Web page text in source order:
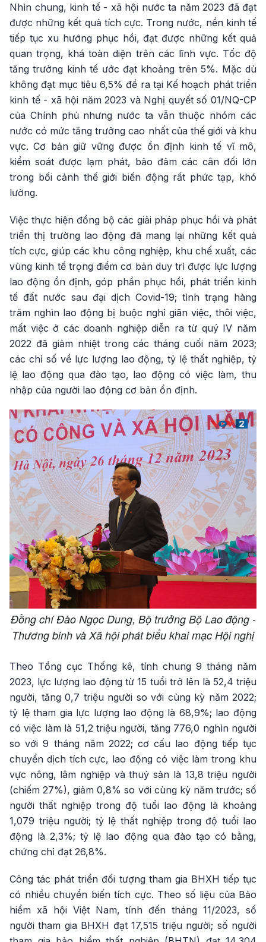
Nhìn chung, kinh tế - xã hội nước ta năm 2023 đã đạt
được những kết quả tích cực. Trong nước, nền kinh tế
tiếp tục xu hướng phục hồi, đạt được những kết quả
quan trọng, khá toàn diện trên các lĩnh vực. Tốc độ
tăng trưởng kinh tế ước đạt khoảng trên 5%. Mặc dù
không đạt mục tiêu 6,5% đề ra tại Kế hoạch phát triển
kinh tế - xã hội năm 2023 và Nghị quyết số 01/NQ-CP
của Chính phủ nhưng nước ta vẫn thuộc nhóm các
nước có mức tăng trưởng cao nhất của thế giới và khu
vực. Cơ bản giữ vững được ổn định kinh tế vĩ mô,
kiểm soát được lạm phát, bảo đảm các cân đối lớn
trong bối cảnh thế giới biến động rất phức tạp, khó
lường.
Việc thực hiện đồng bộ các giải pháp phục hồi và phát
triển thị trường lao động đã mang lại những kết quả
tích cực, giúp các khu công nghiệp, khu chế xuất, các
vùng kinh tế trọng điểm cơ bản duy trì được lực lượng
lao động ổn định, góp phần phục hồi, phát triển kinh
tế đất nước sau đại dịch Covid-19; tình trạng hàng
trăm nghìn lao động bị buộc nghỉ giãn việc, thôi việc,
mất việc ở các doanh nghiệp diễn ra từ quý IV năm
2022 đã giảm nhiệt trong các tháng cuối năm 2023;
các chỉ số về lực lượng lao động, tỷ lệ thất nghiệp, tỷ
lệ lao động qua đào tạo, lao động có việc làm, thu
nhập của người lao động cơ bản ổn định.
Đồng chí Đào Ngọc Dung, Bộ trưởng Bộ Lao động -
Thương binh và Xã hội phát biểu khai mạc Hội nghị
Theo Tổng cục Thống kê, tính chung 9 tháng năm
2023, lực lượng lao động từ 15 tuổi trở lên là 52,4 triệu
người, tăng 0,7 triệu người so với cùng kỳ năm 2022;
tỷ lệ tham gia lực lượng lao động là 68,9%; lao động
có việc làm là 51,2 triệu người, tăng 776,0 nghìn người
so với 9 tháng năm 2022; cơ cấu lao động tiếp tục
chuyển dịch tích cực, lao động có việc làm trong khu
vực nông, lâm nghiệp và thuỷ sản là 13,8 triệu người
(chiếm 27%), giảm 0,8% so với cùng kỳ năm trước; số
người thất nghiệp trong độ tuổi lao động là khoảng
1,079 triệu người; tỷ lệ thất nghiệp trong độ tuổi lao
động là 2,3%; tỷ lệ lao động qua đào tạo có bằng,
chứng chỉ đạt 26,8%.
Công tác phát triển đối tượng tham gia BHXH tiếp tục
có nhiều chuyển biến tích cực. Theo số liệu của Bảo
hiểm xã hội Việt Nam, tính đến tháng 11/2023, số
người tham gia BHXH đạt 17,515 triệu người; số người